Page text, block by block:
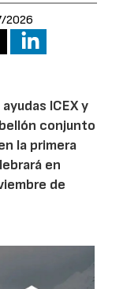
2026
ICEX y
conjunto
la primera
en
de